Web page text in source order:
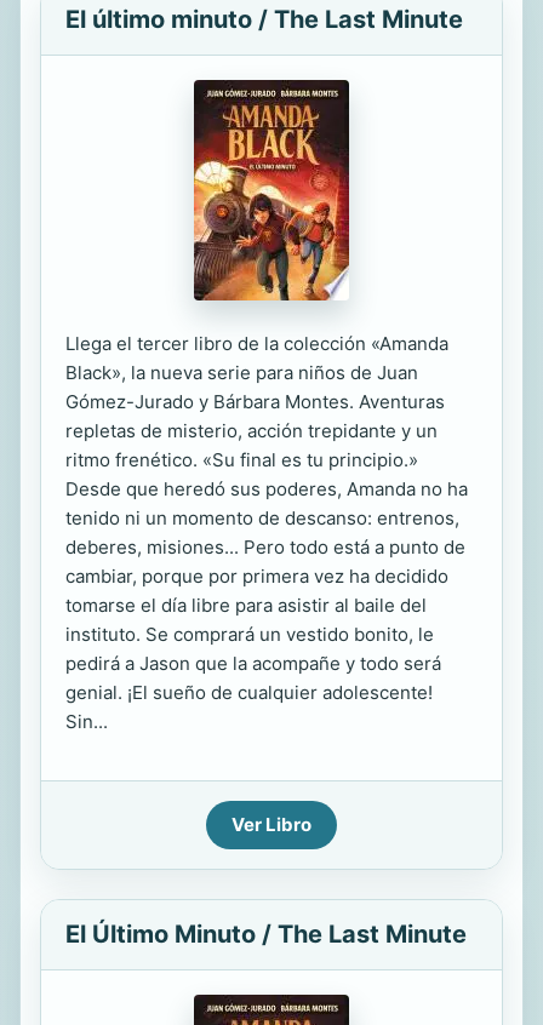
El último minuto / The Last Minute
Llega el tercer libro de la colección «Amanda
Black», la nueva serie para niños de Juan
Gómez-Jurado y Bárbara Montes. Aventuras
repletas de misterio, acción trepidante y un
ritmo frenético. «Su final es tu principio.»
Desde que heredó sus poderes, Amanda no ha
tenido ni un momento de descanso: entrenos,
deberes, misiones... Pero todo está a punto de
cambiar, porque por primera vez ha decidido
tomarse el día libre para asistir al baile del
instituto. Se comprará un vestido bonito, le
pedirá a Jason que la acompañe y todo será
genial. ¡El sueño de cualquier adolescente!
Sin...
Ver Libro
El Último Minuto / The Last Minute